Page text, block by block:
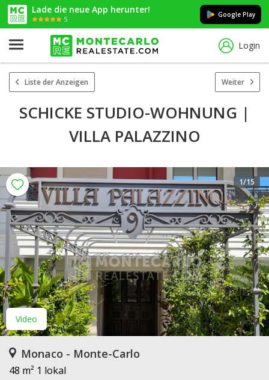
Lade die neue App herunter!
5
Google Play
Login
Liste der Anzeigen Weiter
SCHICKE STUDIO-WOHNUNG |
VILLA PALAZZINO
Video
1/15
Monaco - Monte-Carlo
48 m² 1 lokal